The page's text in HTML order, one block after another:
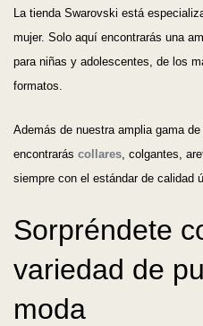
La tienda Swarovski está
mujer. Solo aquí encontrarás una
para niñas y adolescentes, de los
formatos.
Además de nuestra amplia gama
encontrarás collares , colgantes,
siempre con el estándar de calidad
Sorpréndete
variedad de
moda